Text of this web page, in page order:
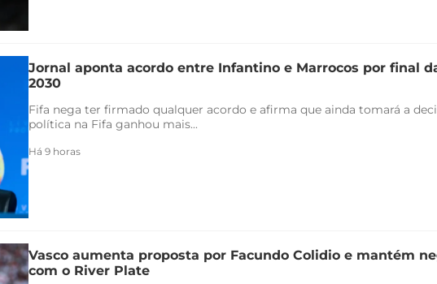
Jornal aponta acordo entre Infantino e Marrocos por final
2030
Fifa nega ter firmado qualquer acordo e afirma que ainda tomará a
política na Fifa ganhou mais...
Há 9 horas
Vasco aumenta proposta por Facundo Colidio e mantém
com o River Plate